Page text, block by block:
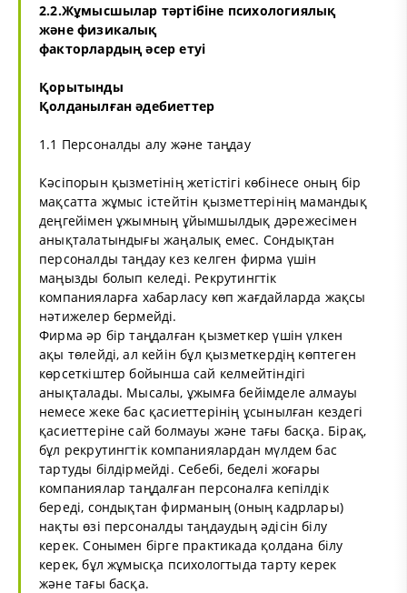
2.2.Жұмысшылар тәртібіне психологиялық
және физикалық
факторлардың әсер етуі
Қорытынды
Қолданылған әдебиеттер
1.1 Персоналды алу және таңдау
Кәсіпорын қызметінің жетістігі көбінесе оның бір
мақсатта жұмыс істейтін қызметтерінің мамандық
деңгейімен ұжымның ұйымшылдық дәрежесімен
анықталатындығы жаңалық емес. Сондықтан
персоналды таңдау кез келген фирма үшін
маңызды болып келеді. Рекрутингтік
компанияларға хабарласу көп жағдайларда жақсы
нәтижелер бермейді.
Фирма әр бір таңдалған қызметкер үшін үлкен
ақы төлейді, ал кейін бұл қызметкердің көптеген
көрсеткіштер бойынша сай келмейтіндігі
анықталады. Мысалы, ұжымға бейімделе алмауы
немесе жеке бас қасиеттерінің ұсынылған кездегі
қасиеттеріне сай болмауы және тағы басқа. Бірақ,
бұл рекрутингтік компаниялардан мүлдем бас
тартуды білдірмейді. Себебі, беделі жоғары
компаниялар таңдалған персоналға кепілдік
береді, сондықтан фирманың (оның кадрлары)
нақты өзі персоналды таңдаудың әдісін білу
керек. Сонымен бірге практикада қолдана білу
керек, бұл жұмысқа психологтыда тарту керек
және тағы басқа.